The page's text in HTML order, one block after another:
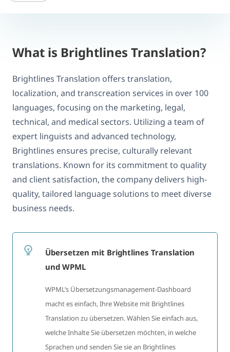
What is Brightlines Translation?
Brightlines Translation offers translation,
localization, and transcreation services in over 100
languages, focusing on the marketing, legal,
technical, and medical sectors. Utilizing a team of
expert linguists and advanced technology,
Brightlines ensures precise, culturally relevant
translations. Known for its commitment to quality
and client satisfaction, the company delivers high-
quality, tailored language solutions to meet diverse
business needs.
Übersetzen mit Brightlines Translation
und WPML
WPML’s Übersetzungsmanagement-Dashboard
macht es einfach, Ihre Website mit Brightlines
Translation zu übersetzen. Wählen Sie einfach aus,
welche Inhalte Sie übersetzen möchten, in welche
Sprachen und senden Sie sie an Brightlines